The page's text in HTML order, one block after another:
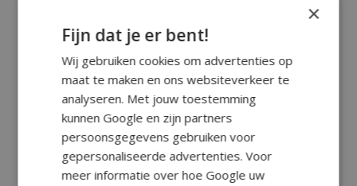
×
Fijn dat je er bent!
Wij gebruiken cookies om advertenties op
maat te maken en ons websiteverkeer te
analyseren. Met jouw toestemming
kunnen Google en zijn partners
persoonsgegevens gebruiken voor
gepersonaliseerde advertenties. Voor
meer informatie over hoe Google uw